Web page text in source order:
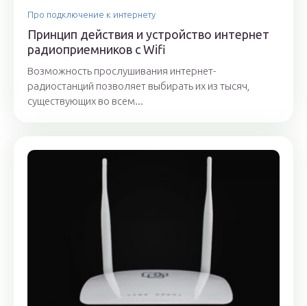
Про подключение к интернету
Принцип действия и устройство интернет
радиоприемников с Wifi
Возможность прослушивания интернет-
радиостанций позволяет выбирать их из тысяч,
существующих во всем...